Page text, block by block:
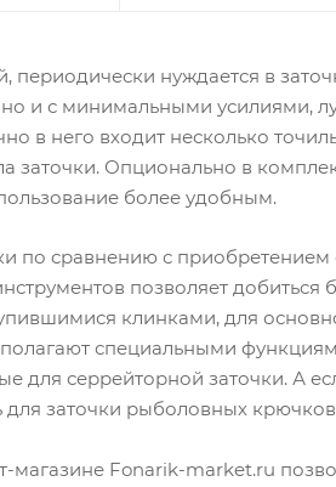
периодически нуждается в
и с минимальными усилиями,
в него входит несколько
заточки. Опционально в
более удобным.
по сравнению с
позволяет добиться
клинками, для
специальными
для серрейторной заточки. А
для заточки рыболовных
Fonarik-market.ru